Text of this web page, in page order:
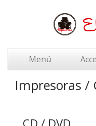
Menú
Impresoras /